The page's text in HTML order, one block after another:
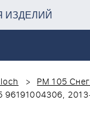
ИЗДЕЛИЙ
PM 105